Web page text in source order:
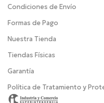
Condiciones de Envío
Formas de Pago
Nuestra Tienda
Tiendas Físicas
Garantía
Política de Tratamiento y